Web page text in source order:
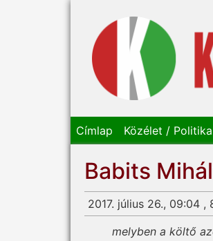
Címlap Közélet / Politika
Babits
2017. július 26., 09:04 ,
melyben a költő